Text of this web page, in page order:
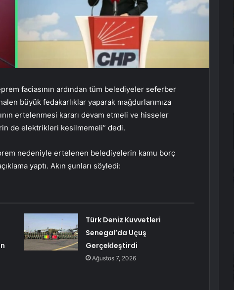
faciasının ardından tüm belediyeler seferber
büyük fedakarlıklar yaparak mağdurlarımıza
ertelenmesi kararı devam etmeli ve hisseler
de elektrikleri kesilmemeli” dedi.
nedeniyle ertelenen belediyelerin kamu borç
yaptı. Akın şunları söyledi:
Türk Deniz Kuvvetleri
Senegal’da Uçuş
Gerçekleştirdi
Ağustos 7, 2026